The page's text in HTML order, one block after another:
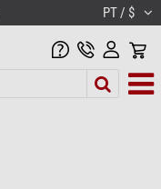
PT / $